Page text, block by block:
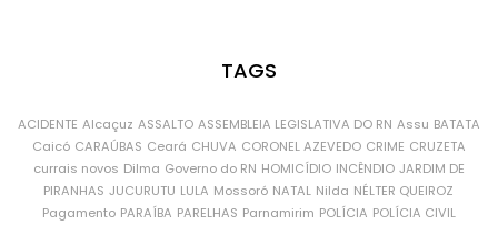
TAGS
ACIDENTE Alcaçuz ASSALTO ASSEMBLEIA LEGISLATIVA DO RN Assu BATATA
Caicó CARAÚBAS Ceará CHUVA CORONEL AZEVEDO CRIME CRUZETA
currais novos Dilma Governo do RN HOMICÍDIO INCÊNDIO JARDIM DE
PIRANHAS JUCURUTU LULA Mossoró NATAL Nilda NÉLTER QUEIROZ
Pagamento PARAÍBA PARELHAS Parnamirim POLÍCIA POLÍCIA CIVIL